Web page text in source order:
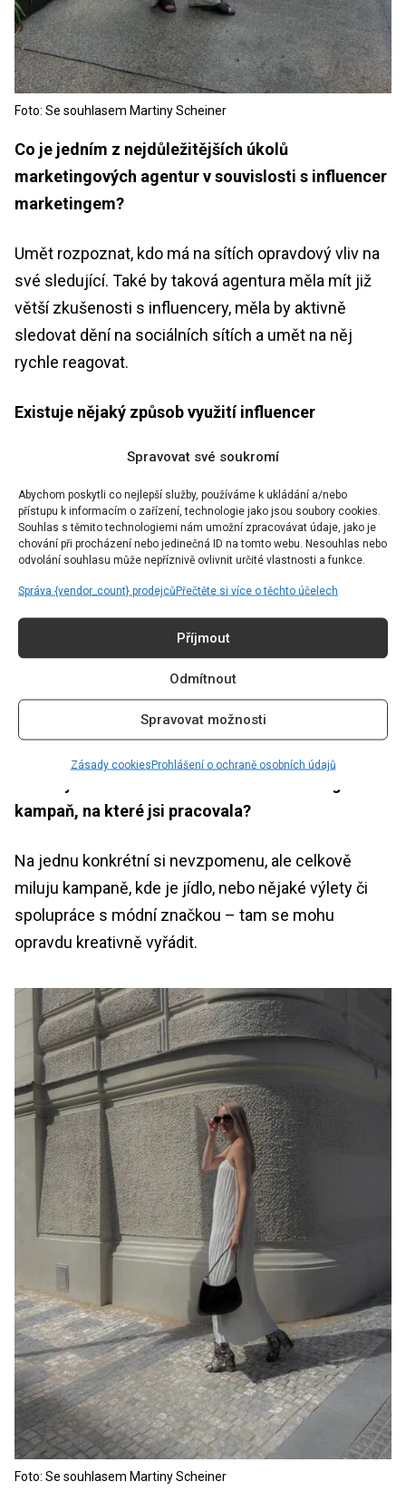
Spravovat své soukromí
Abychom poskytli co nejlepší služby, používáme k ukládání a/nebo
přístupu k informacím o zařízení, technologie jako jsou soubory cookies.
Souhlas s těmito technologiemi nám umožní zpracovávat údaje, jako je
chování při procházení nebo jedinečná ID na tomto webu. Nesouhlas nebo
odvolání souhlasu může nepříznivě ovlivnit určité vlastnosti a funkce.
Správa {vendor_count} prodejcůPřečtěte si více o těchto účelech
Příjmout
Odmítnout
Spravovat možnosti
Zásady cookiesProhlášení o ochraně osobních údajů
Foto: Se souhlasem Martiny Scheiner
Co je jedním z nejdůležitějších úkolů
marketingových agentur v souvislosti s influencer
marketingem?
Umět rozpoznat, kdo má na sítích opravdový vliv na
své sledující. Také by taková agentura měla mít již
větší zkušenosti s influencery, měla by aktivně
sledovat dění na sociálních sítích a umět na něj
rychle reagovat.
Existuje nějaký způsob využití influencer
přehlížejí a který má potenciál výrazně pozitivně
ovlivnit kampaně?
Jednoznačně kompletní online strategie a zapojení
dalších marketingových nástrojů. Bez toho totiž
výsledky kampaně s influencery nejsou tak efektivní
anebo úplně přijdou vniveč. Influencer marketing by
měl být vždy až poslední skládačkou v celém puzzle
a předcházet by mu měl kvalitní a funkční web i profil
na sociálních sítích, správně nastavené měřící
nástroje a spuštěné remarketingové kampaně.
kampaň, na které jsi pracovala?
Na jednu konkrétní si nevzpomenu, ale celkově
miluju kampaně, kde je jídlo, nebo nějaké výlety či
spolupráce s módní značkou – tam se mohu
opravdu kreativně vyřádit.
Foto: Se souhlasem Martiny Scheiner